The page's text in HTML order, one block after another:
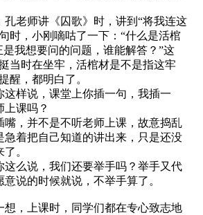
老师讲《囚歌》时，讲到“将我连这
时，小刚嘀咕了一下：“什么是活棺
是我想要问的问题，谁能解答？”这
当时在坐牢，活棺材是不是指这牢
醒，都明白了。
样说，课堂上你插一句，我插一
上课吗？
，并不是不听老师上课，故意捣乱
急着把自己知道的讲出来，只是还没
。
么说，我们还要举手吗？举手又代
说的时候就说，不举手算了。
，上课时，同学们都在专心致志地